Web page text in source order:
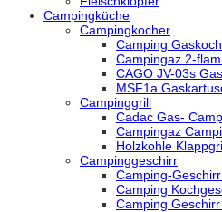
Campingküche
Campingkocher
Camping
Campingaz 2-
CAGO JV-03s
MSF1a
Campinggrill
Cadac Gas-
Campingaz
Holzkohle
Campinggeschirr
Camping-
Camping
Camping